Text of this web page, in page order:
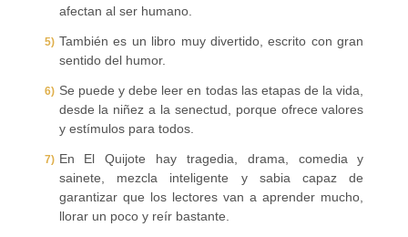
afectan al ser humano.
También es un libro muy divertido, escrito con gran
sentido del humor.
Se puede y debe leer en todas las etapas de la vida,
desde la niñez a la senectud, porque ofrece valores
y estímulos para todos.
En El Quijote hay tragedia, drama, comedia y
sainete, mezcla inteligente y sabia capaz de
garantizar que los lectores van a aprender mucho,
llorar un poco y reír bastante.